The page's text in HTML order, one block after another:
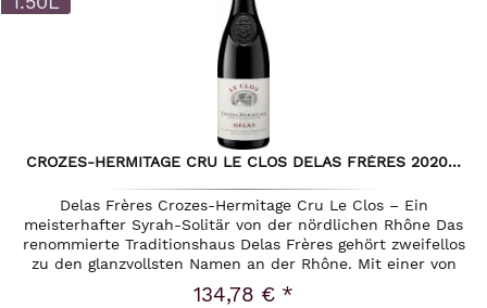
CROZES-HERMITAGE CRU LE CLOS DELAS FRÈRES 2020...
Delas Frères Crozes-Hermitage Cru Le Clos – Ein
meisterhafter Syrah-Solitär von der nördlichen Rhône Das
renommierte Traditionshaus Delas Frères gehört zweifellos
zu den glanzvollsten Namen an der Rhône. Mit einer von
tiefer Leidenschaft...
134,78 € *